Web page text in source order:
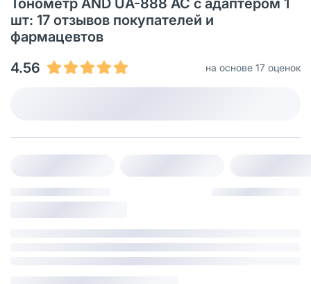
шт: 17 отзывов покупателей и
фармацевтов
4.56
на основе 17 оценок